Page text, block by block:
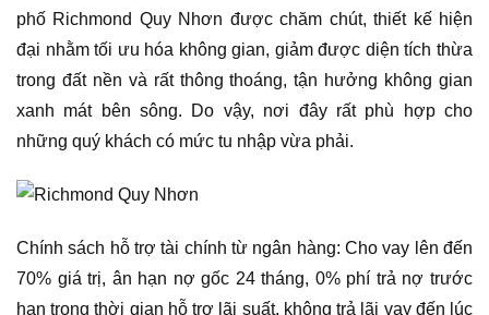
phố Richmond Quy Nhơn được chăm chút, thiết kế hiện
đại nhằm tối ưu hóa không gian, giảm được diện tích thừa
trong đất nền và rất thông thoáng, tận hưởng không gian
xanh mát bên sông. Do vậy, nơi đây rất phù hợp cho
những quý khách có mức tu nhập vừa phải.
Chính sách hỗ trợ tài chính từ ngân hàng: Cho vay lên đến
70% giá trị, ân hạn nợ gốc 24 tháng, 0% phí trả nợ trước
hạn trong thời gian hỗ trợ lãi suất, không trả lãi vay đến lúc